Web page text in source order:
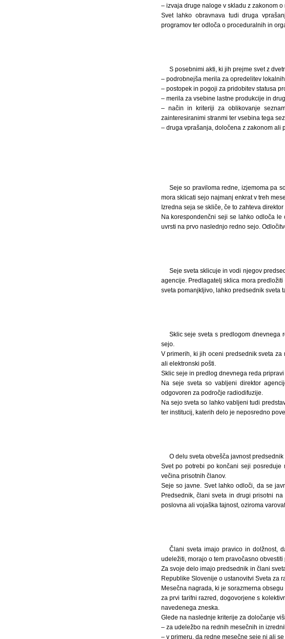
– izvaja druge naloge v skladu z zakonom
Svet lahko obravnava tudi druga
programov ter odloča o proceduralnih in
S posebnimi akti, ki jih prejme svet z
– podrobnejša merila za opredelitev
– postopek in pogoji za pridobitev statusa
– merila za vsebine lastne produkcije in
– način in kriteriji za oblikovanje
zainteresiranimi stranmi ter vsebina tega
– druga vprašanja, določena z zakonom ali
Seje so praviloma redne, izjemoma pa
mora sklicati sejo najmanj enkrat v treh
Izredna seja se skliče, če to zahteva
Na korespondenčni seji se lahko odloča
uvrsti na prvo naslednjo redno sejo.
Seje sveta sklicuje in vodi njegov
agencije. Predlagatelj sklica mora
sveta pomanjkljivo, lahko predsednik sveta
Sklic seje sveta s predlogom dnevnega
sejo.
V primerih, ki jih oceni predsednik sveta
ali elektronski pošti.
Sklic seje in predlog dnevnega reda pripravi
Na seje sveta so vabljeni direktor
odgovoren za področje radiodifuzije.
Na sejo sveta so lahko vabljeni tudi
ter institucij, katerih delo je neposredno
O delu sveta obvešča javnost
Svet po potrebi po končani seji posreduje
večina prisotnih članov.
Seje so javne. Svet lahko odloči, da se
Predsednik, člani sveta in drugi prisotni
poslovna ali vojaška tajnost, oziroma
Člani sveta imajo pravico in dolžnost,
udeležiti, morajo o tem pravočasno
Za svoje delo imajo predsednik in člani
Republike Slovenije o ustanovitvi Sveta za
Mesečna nagrada, ki je sorazmerna
za prvi tarifni razred, dogovorjene s
navedenega zneska.
Glede na naslednje kriterije za določanje
– za udeležbo na rednih mesečnih in
– v primeru, da redne mesečne seje ni ali